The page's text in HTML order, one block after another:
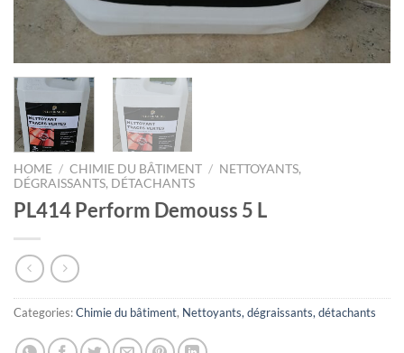
HOME / CHIMIE DU BÂTIMENT / NETTOYANTS,
DÉGRAISSANTS, DÉTACHANTS
PL414 Perform Demouss 5 L
Categories:Chimie du bâtiment, Nettoyants, dégraissants, détachants